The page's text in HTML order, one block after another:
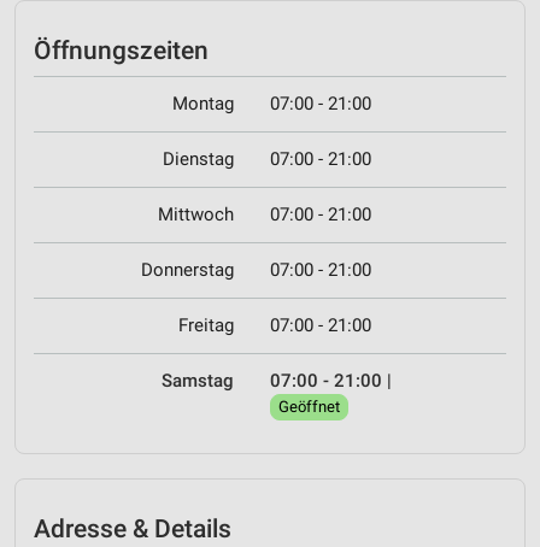
Öffnungszeiten
Montag 07:00 - 21:00
Dienstag 07:00 - 21:00
Mittwoch 07:00 - 21:00
Donnerstag 07:00 - 21:00
Freitag 07:00 - 21:00
Samstag 07:00 - 21:00 |
Geöffnet
Adresse & Details